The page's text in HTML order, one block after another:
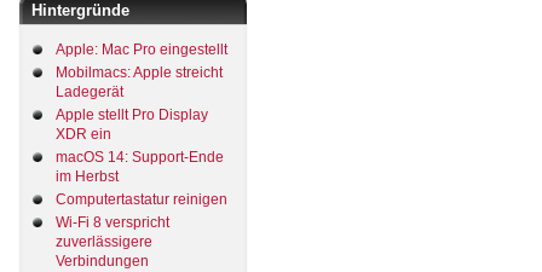
Hintergründe
Apple: Mac Pro eingestellt
Mobilmacs: Apple streicht
Ladegerät
Apple stellt Pro Display
XDR ein
macOS 14: Support-Ende
im Herbst
Computertastatur reinigen
Wi-Fi 8 verspricht
zuverlässigere
Verbindungen